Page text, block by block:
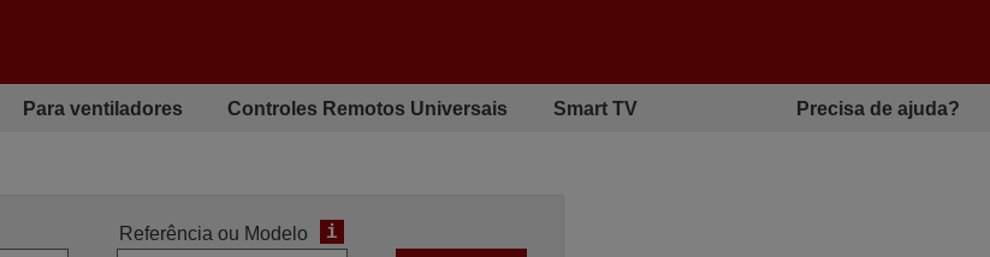
Para ventiladores Controles Remotos Universais Smart TV Precisa de ajuda?
Referência ou Modelo i